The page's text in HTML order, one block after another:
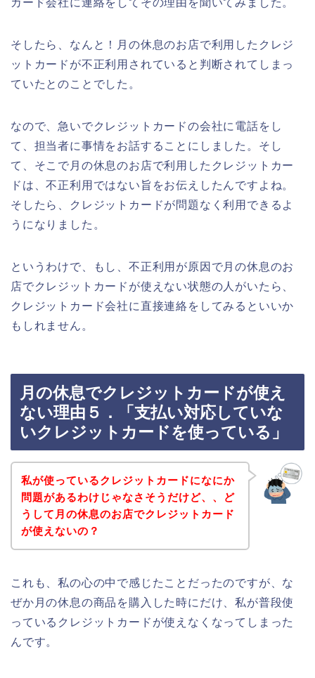
そしたら、なんと！月の休息のお店で利用したクレジ
ットカードが不正利用されていると判断されてしまっ
ていたとのことでした。
なので、急いでクレジットカードの会社に電話をし
て、担当者に事情をお話することにしました。そし
て、そこで月の休息のお店で利用したクレジットカー
ドは、不正利用ではない旨をお伝えしたんですよね。
そしたら、クレジットカードが問題なく利用できるよ
うになりました。
というわけで、もし、不正利用が原因で月の休息のお
店でクレジットカードが使えない状態の人がいたら、
クレジットカード会社に直接連絡をしてみるといいか
もしれません。
月の休息でクレジットカードが使え
ない理由５．「支払い対応していな
いクレジットカードを使っている」
私が使っているクレジットカードになにか
問題があるわけじゃなさそうだけど、、ど
うして月の休息のお店でクレジットカード
が使えないの？
これも、私の心の中で感じたことだったのですが、な
ぜか月の休息の商品を購入した時にだけ、私が普段使
っているクレジットカードが使えなくなってしまった
んです。